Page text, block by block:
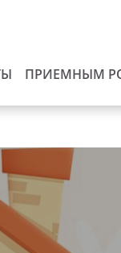
ПРИЕМНЫМ